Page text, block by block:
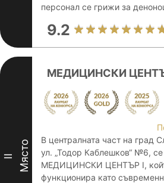
персонал се грижи за
9.2
II Място
МЕДИЦИНСКИ
В централната част на град
ул. „Тодор Каблешков“ №6,
МЕДИЦИНСКИ ЦЕНТЪР I,
функционира като